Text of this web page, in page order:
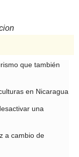
que también
en Nicaragua
una
a cambio de